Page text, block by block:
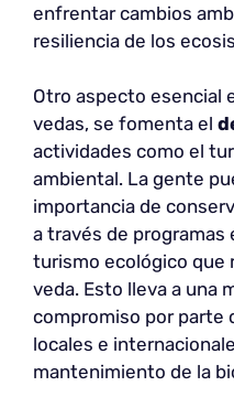
enfrentar cambios
resiliencia de los
Otro aspecto esencial
vedas, se fomenta el
actividades como el
ambiental. La gente
importancia de
a través de
turismo ecológico que
veda. Esto lleva a una
compromiso por parte
locales e
mantenimiento de la